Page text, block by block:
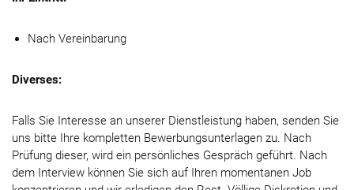
Nach Vereinbarung
Diverses:
Falls Sie Interesse an unserer Dienstleistung haben, senden Sie
uns bitte Ihre kompletten Bewerbungsunterlagen zu. Nach
Prüfung dieser, wird ein persönliches Gespräch geführt. Nach
dem Interview können Sie sich auf Ihren momentanen Job